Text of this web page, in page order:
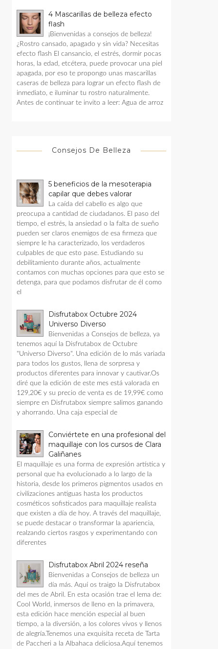
4 Mascarillas de belleza efecto
flash
¡Bienvenidas a consejos de belleza!
¿Rostro cansado, apagado y sin vida? Necesitas
efecto flash El cansancio, el estrés, dormir pocas
horas, la edad, etcétera, puede provocar una piel
apagada, por eso te propongo unas mascarillas
caseras de belleza para lograr un efecto flash de
inmediato, e iluminar tu rostro naturalmente.
Antes de continuar te invito a leer: Agua de arroz
Consejos De Belleza
5 beneficios de la mesoterapia
capilar que debes valorar
La caída del cabello es algo que
preocupa a cantidad de ciudadanos. El paso del
tiempo, el estrés, la ansiedad o la falta de sueño
pueden ser claros enemigos de esa firmeza que
siempre le ha caracterizado, los verdaderos
culpables de que esto pase. Estudiando su
debilitamiento durante años, actualmente
contamos con muchas opciones para que esto se
detenga, para que podamos disfrutar de él como
el
Disfrutabox Octubre 2024
Universo Diverso
Bienvenidas a Consejos de belleza, ya
tenemos aquí la Disfrutabox de Octubre
"Universo Diverso". Una edición de lo más variada
para todos los gustos, llena de sorpresa y
productos diferentes para innovar y cautivar.Os
diré que la edición de este mes está valorada en
129,20€ y su precio de venta es de 19,99€ como
siempre en Disfrutabox siempre salimos ganando
y ahorrando. Una caja especial de
Conviértete en una profesional del
maquillaje con los cursos de Clara
Galiñanes
El maquillaje es una forma de expresión artística y
personal que ha evolucionado a lo largo de la
historia, desde los primeros pigmentos usados en
civilizaciones antiguas hasta los productos
cosméticos sofisticados para maquillaje realista
que existen a día de hoy. A través del maquillaje,
se puede destacar o transformar la apariencia,
realzando ciertos rasgos y experimentando con
diferentes
Disfrutabox Abril 2024 reseña
Bienvenidas a Consejos de belleza un
día más. Aquí os traigo la Disfrutabox
del mes de Abril. En esta ocasión trae el lema de:
Cool World, inmersos de lleno en la primavera,
esta edición hace mención especial al buen
tiempo, a la diversión, a los colores vivos y llenos
de alegría.Tenemos una exquisita receta de Tarta
de Paccheri a la Albahaca deliciosa.Aquí tenemos